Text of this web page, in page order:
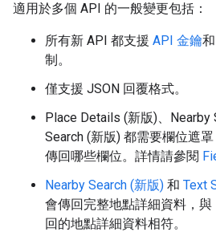
適用於多個 API 的一般變更包括：
所有新 API 都支援 API 金鑰和
制。
僅支援 JSON 回覆格式。
Place Details (新版)、Nearby
Search (新版) 都需要欄位遮
傳回哪些欄位。詳情請參閱
Nearby Search (新版) 和 Text
會傳回完整地點詳細資料，與
回的地點詳細資料相符。